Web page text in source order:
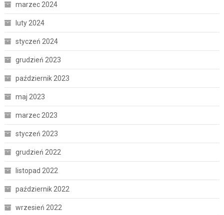
marzec 2024
luty 2024
styczeń 2024
grudzień 2023
październik 2023
maj 2023
marzec 2023
styczeń 2023
grudzień 2022
listopad 2022
październik 2022
wrzesień 2022